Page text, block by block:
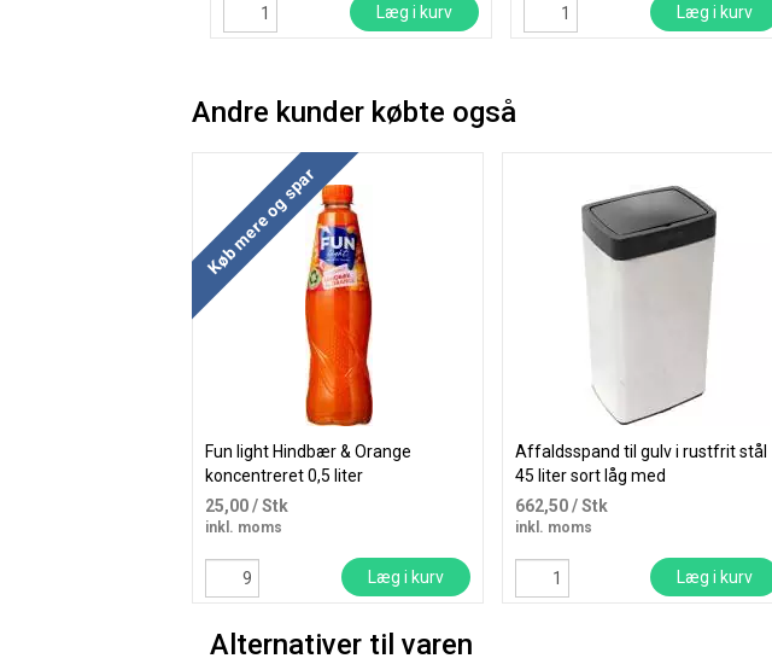
Læg i kurv Læg i kurv
Andre kunder købte også
Køb mere og spar
Fun light Hindbær & Orange
koncentreret 0,5 liter
25,00/ Stk
inkl. moms
Læg i kurv
Affaldsspand til gulv i rustfrit stål
45 liter sort låg med
sensorfunktion
662,50/ Stk
inkl. moms
Læg i kurv
Alternativer til varen